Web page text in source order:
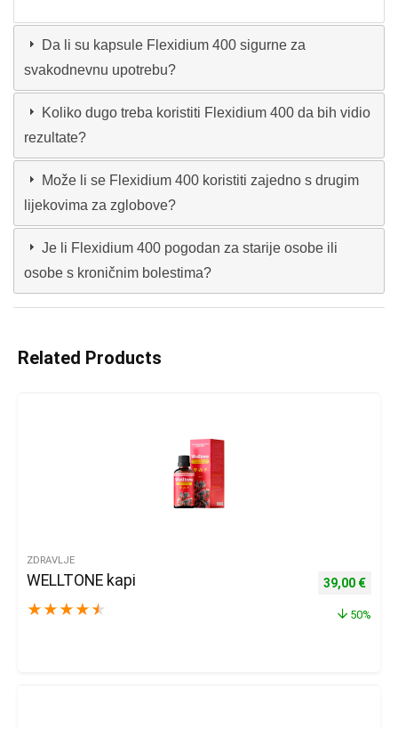
Da li su kapsule Flexidium 400 sigurne za
svakodnevnu upotrebu?
Koliko dugo treba koristiti Flexidium 400 da bih vidio
rezultate?
Može li se Flexidium 400 koristiti zajedno s drugim
lijekovima za zglobove?
Je li Flexidium 400 pogodan za starije osobe ili
osobe s kroničnim bolestima?
Related Products
ZDRAVLJE
WELLTONE kapi
★ ★ ★ ★ ★
Izvorna
39,00 €
50%